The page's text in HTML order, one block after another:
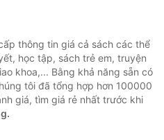
thông tin giá cả sách các thể
học tập, sách trẻ em, truyện
khoa,... Bằng khả năng sẵn có
tôi đã tổng hợp hơn 100000
giá, tìm giá rẻ nhất trước khi